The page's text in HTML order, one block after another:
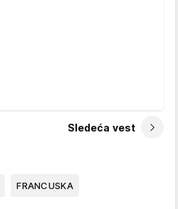
Sledeća vest
FRANCUSKA